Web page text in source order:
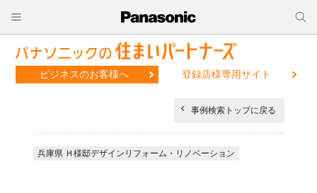
ビジネスのお客様へ 登録店様専用サイト
事例検索トップに戻る
兵庫県 Ｈ様邸デザインリフォーム・リノベーション